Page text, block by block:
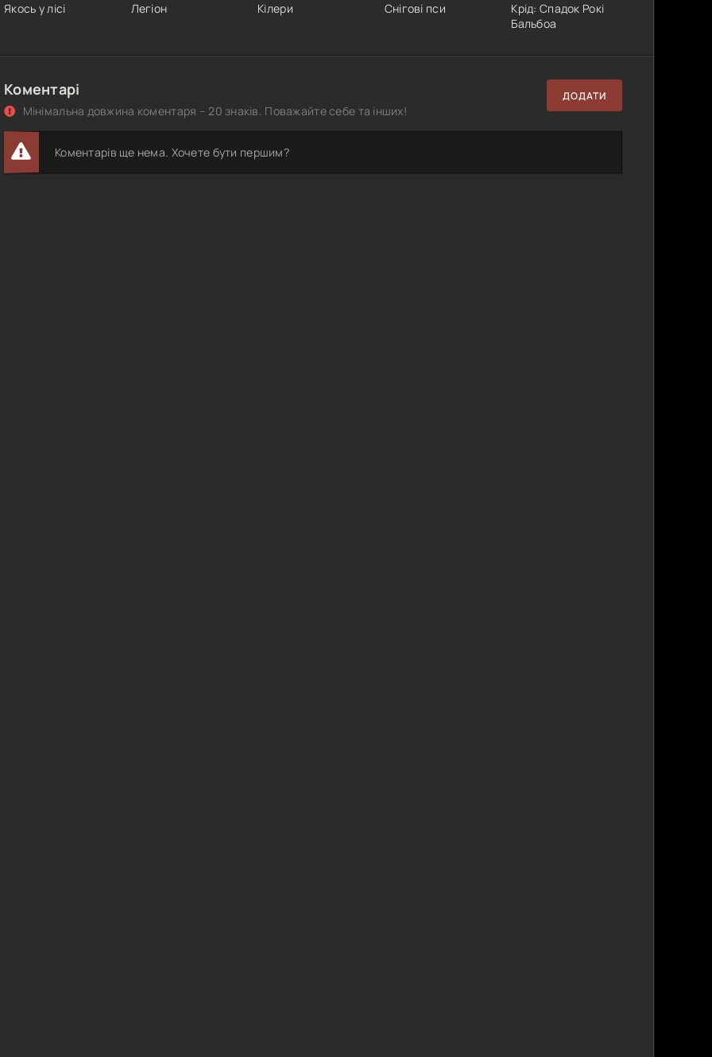
Якось у лісі Легіон Кілери Снігові пси
Крід: Спадок Рокі
Бальбоа
Коментарі
Мінімальна довжина коментаря – 20 знаків. Поважайте себе та інших!
ДОДАТИ
Коментарів ще нема. Хочете бути першим?